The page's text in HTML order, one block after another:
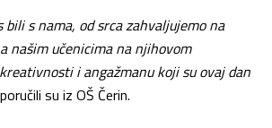
bili s nama, od srca zahvaljujemo na
našim učenicima na njihovom
i angažmanu koji su ovaj dan
poručili su iz OŠ Čerin.